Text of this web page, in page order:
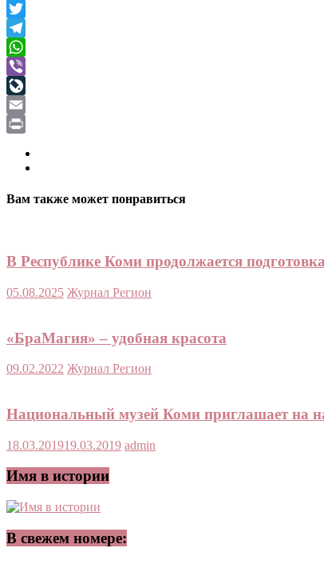
Facebook
Twitter
Telegram
WhatsApp
Viber
LiveJournal
Email
Вам также может понравиться
В Республике Коми продолжается
05.08.2025 Журнал Регион
«БраМагия» – удобная красота
09.02.2022 Журнал Регион
Национальный музей Коми приглашает на
18.03.201919.03.2019 admin
Имя в истории
В свежем номере: